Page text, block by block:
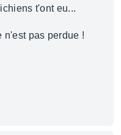
t'ont eu...
n'est pas perdue !